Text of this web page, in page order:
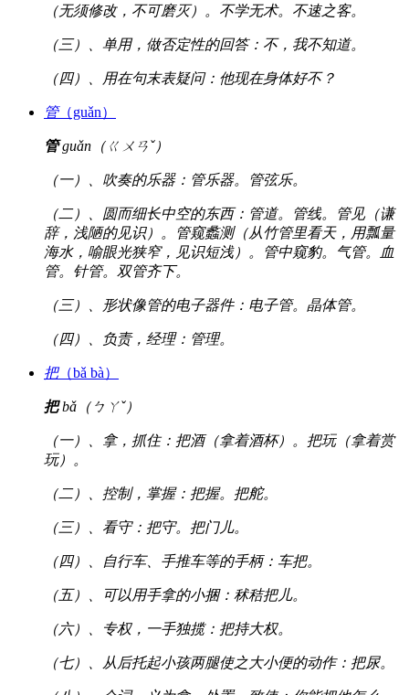
（无须修改，不可磨灭）。不学无术。不速之客。
（三）、单用，做否定性的回答：不，我不知道。
（四）、用在句末表疑问：他现在身体好不？
管（guǎn）
管guǎn（ㄍㄨㄢˇ）
（一）、吹奏的乐器：管乐器。管弦乐。
（二）、圆而细长中空的东西：管道。管线。管见（谦
辞，浅陋的见识）。管窥蠡测（从竹管里看天，用瓢量
海水，喻眼光狭窄，见识短浅）。管中窥豹。气管。血
管。针管。双管齐下。
（三）、形状像管的电子器件：电子管。晶体管。
（四）、负责，经理：管理。
把（bǎ bà）
把bǎ（ㄅㄚˇ）
（一）、拿，抓住：把酒（拿着酒杯）。把玩（拿着赏
玩）。
（二）、控制，掌握：把握。把舵。
（三）、看守：把守。把门儿。
（四）、自行车、手推车等的手柄：车把。
（五）、可以用手拿的小捆：秫秸把儿。
（六）、专权，一手独揽：把持大权。
（七）、从后托起小孩两腿使之大小便的动作：把尿。